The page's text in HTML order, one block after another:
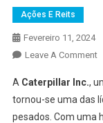
Ações E Reits
Fevereiro 11, 2024
Leave A Comment
A Caterpillar Inc.,
tornou-se uma das
pesados. Com uma